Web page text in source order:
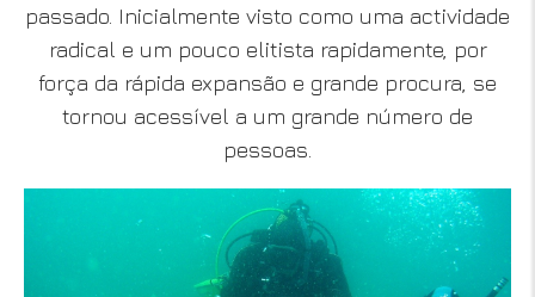
passado. Inicialmente visto como uma actividade
radical e um pouco elitista rapidamente, por
força da rápida expansão e grande procura, se
tornou acessível a um grande número de
pessoas.